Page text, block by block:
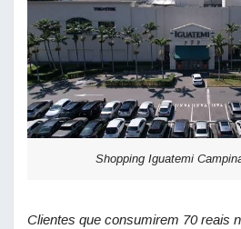
Shopping Iguatemi
Clientes que consumirem 70 reais